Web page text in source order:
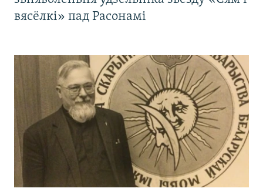
вясёлкі» пад Расонамі